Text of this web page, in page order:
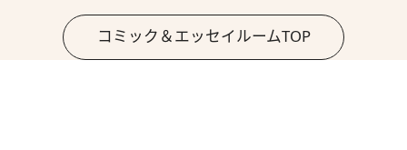
コミック＆エッセイルームTOP